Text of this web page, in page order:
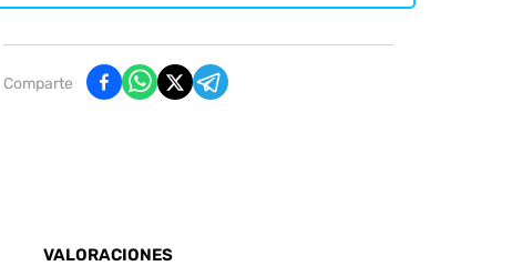
Comparte
VALORACIONES